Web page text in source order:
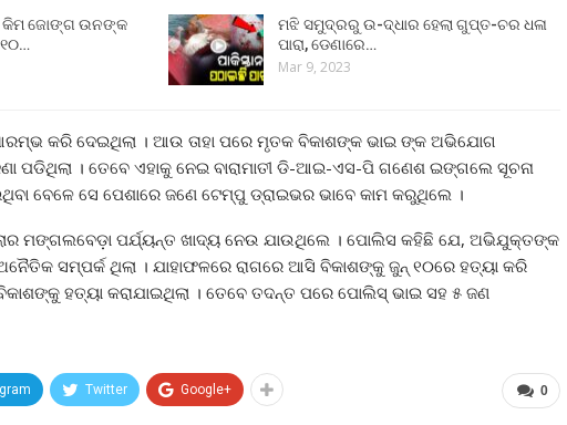
କିମ ଜୋଙ୍ଗ ଉନଙ୍କ
୧୦…
ମଝି ସମୁଦ୍ରରୁ ଉ-ଦ୍ଧାର ହେଲା ଗୁପ୍ତ-ଚର ଧଳା
ପାରା, ଡେଣାରେ…
Mar 9, 2023
କରି ଦେଇଥିଲା । ଆଉ ତାହା ପରେ ମୃତକ ବିକାଶଙ୍କ ଭାଇ ଙ୍କ ଅଭିଯୋଗ
ପଡିଥିଲା । ତେବେ ଏହାକୁ ନେଇ ବାରାମାତୀ ଡି-ଆଇ-ଏସ-ପି ଗଣେଶ ଇଙ୍ଗଲେ ସୂଚନା
ବେଳେ ସେ ପେଶାରେ ଜଣେ ଟେମ୍ପୁ ଡ୍ରାଇଭର ଭାବେ କାମ କରୁଥିଲେ ।
ମଙ୍ଗଲବେଡ଼ା ପର୍ଯ୍ୟନ୍ତ ଖାଦ୍ୟ ନେଉ ଯାଉଥିଲେ । ପୋଲିସ କହିଛି ଯେ, ଅଭିଯୁକ୍ତଙ୍କ
ସମ୍ପର୍କ ଥିଲା । ଯାହାଫଳରେ ରାଗରେ ଆସି ବିକାଶଙ୍କୁ ଜୁନ୍ ୧୦ରେ ହତ୍ୟା କରି
ହତ୍ୟା କରାଯାଇଥିଲା । ତେବେ ତଦନ୍ତ ପରେ ପୋଲିସ୍ ଭାଇ ସହ ୫ ଜଣ
0
Twitter Google+